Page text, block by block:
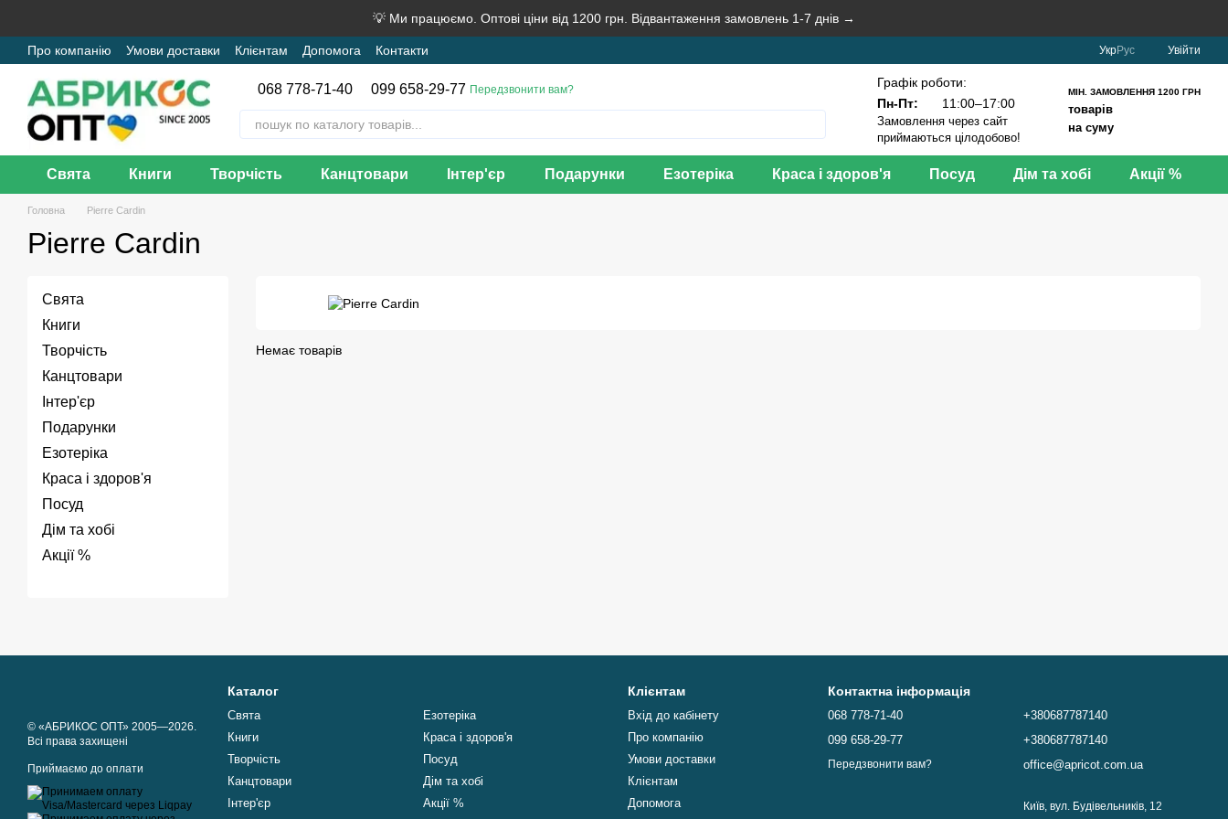
💡 Ми працюємо. Оптові ціни від 1200 грн. Відвантаження замовлень 1-7 днів →
Про компанію Умови доставки Клієнтам Допомога Контакти УкрРус Увійти
068 778-71-40 099 658-29-77 Передзвонити вам?
Графік роботи:
Пн-Пт:
11:00–17:00
Замовлення через сайт
приймаються цілодобово!
МІН. ЗАМОВЛЕННЯ 1200 ГРН
товарів
на суму
Свята Книги Творчість Канцтовари Інтер'єр Подарунки Езотеріка Краса і здоров'я Посуд Дім та хобі Акції %
Головна Pierre Cardin
Pierre Cardin
Немає товарів
Свята
Книги
Творчість
Канцтовари
Інтер'єр
Подарунки
Езотеріка
Краса і здоров'я
Посуд
Дім та хобі
Акції %
© «АБРИКОС ОПТ» 2005—2026.
Всі права захищені
Приймаємо до оплати
Каталог
Свята
Книги
Творчість
Канцтовари
Інтер'єр
Езотеріка
Краса і здоров'я
Посуд
Дім та хобі
Акції %
Клієнтам
Вхід до кабінету
Про компанію
Умови доставки
Клієнтам
Допомога
Контактна інформація
068 778-71-40
099 658-29-77
Передзвонити вам?
+380687787140
+380687787140
office@apricot.com.ua
Київ, вул. Будівельників, 12